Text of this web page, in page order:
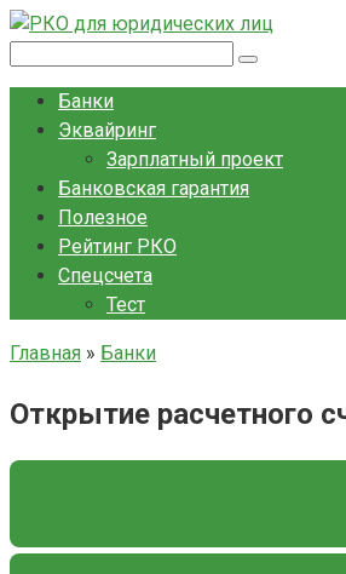
Перейти
Банки
Эквайринг
Зарплатный проект
Банковская гарантия
Полезное
Рейтинг РКО
Спецсчета
Тест
Главная » Банки
Открытие расчетного